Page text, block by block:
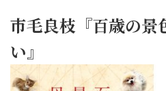
市毛良枝『百歳の景
い』